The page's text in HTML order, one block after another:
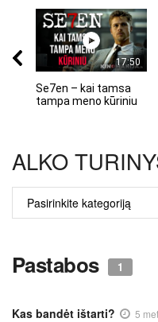
17:50
Se7en – kai tamsa
tampa meno kūriniu
ALKO
ALKO
TURINYS
Pastabos 1
Kas bandėt ištarti? 5